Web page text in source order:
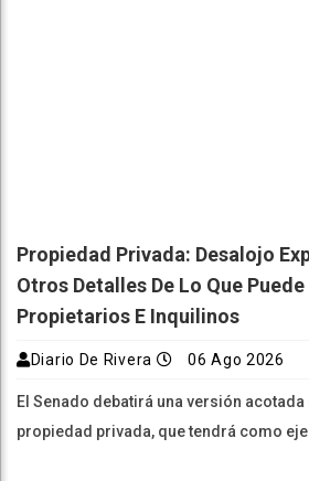
Propiedad Privada: Desalojo
Otros Detalles De Lo Que
Propietarios E Inquilinos
Diario De Rivera 06 Ago 2026
El Senado debatirá una versión
propiedad privada, que tendrá como